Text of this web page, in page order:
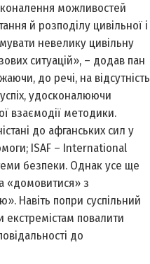
можливостей
й розподілу цивільної і
невелику цивільну
ситуацій», – додав пан
до речі, на відсутність
удосконалюючи
взаємодії методики.
до афганських сил у
ISAF – International
безпеки. Однак усе ще
«домовитися» з
Навіть попри суспільний
екстремістам повалити
до